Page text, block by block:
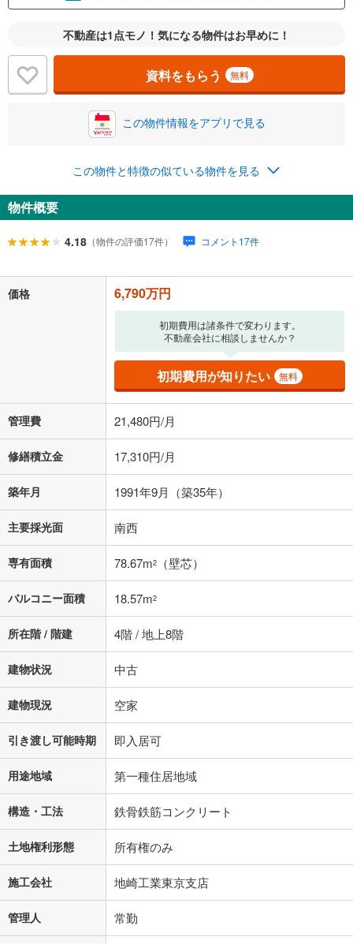
金利 ％
0.01%
一般的には最長35年まで借り入れ可能です。多くの金融機関
閉じる
頭金
0万円 6,790万円
自己資金から住宅購入にかけられる金額を入力してくださ
い。一般的には物件価格の2割までが目安です。
万円
/回
0円
年2回払いを想定しています。毎月の返済額に加えて、ボー
ナス時の増額分（1回分）を入力してください。
ボーナス払いの限度額は金融機関によって異なります。
閉じる
215,048円/月
ローン返済額 176,258円
＋修繕積立金 17,310円＋管理費 21,480円
「金利」については、ご利用を予定されている金融機関等にご確認の
上、ご自身での入力をお願いいたします。初期設定で自動入力されてい
る値は、実際の金融機関等における貸出金利とは何ら関係がなく、実際
の金融機関等における貸出金利を何ら保証するものではありません。返
その他月額費用や、初期費用がかかります。ご注意ください。実際にお
借り入れの際は各金融機関等に、必ずご自身でご確認をお願いいたしま
す。
条件によってお借り入れができないことがあります。
不動産会社に購入相談をする 無料
閉じる
不動産は1点モノ！気になる物件はお早めに！
資料をもらう 無料
この物件情報をアプリで見る
この物件と特徴の似ている物件を見る
物件概要
4.18 （物件の評価17件） コメント17件
価格 6,790万円
初期費用は諸条件で変わります。
不動産会社に相談しませんか？
初期費用が知りたい 無料
管理費 21,480円/月
修繕積立金 17,310円/月
築年月 1991年9月（築35年）
主要採光面 南西
専有面積 78.67m2 （壁芯）
バルコニー面積 18.57m2
所在階 / 階建 4階 / 地上8階
建物状況 中古
建物現況 空家
引き渡し可能時期 即入居可
用途地域 第一種住居地域
構造・工法 鉄骨鉄筋コンクリート
土地権利形態 所有権のみ
施工会社 地崎工業東京支店
管理人 常勤